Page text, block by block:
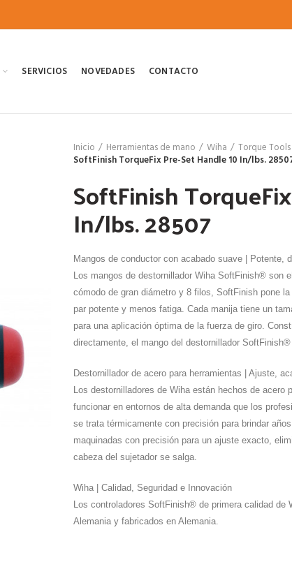
SERVICIOS NOVEDADES CONTACTO
Inicio Herramientas de mano Wiha Torque Tools
SoftFinish TorqueFix Pre-Set Handle 10 In/lbs.
SoftFinish
In/lbs. 28507
Mangos de conductor con acabado suave | Potente,
Los mangos de destornillador Wiha SoftFinish® son
cómodo de gran diámetro y 8 filos, SoftFinish pone
par potente y menos fatiga. Cada manija tiene un
para una aplicación óptima de la fuerza de giro.
directamente, el mango del destornillador
Destornillador de acero para herramientas | Ajuste,
Los destornilladores de Wiha están hechos de acero
funcionar en entornos de alta demanda que los
se trata térmicamente con precisión para brindar
maquinadas con precisión para un ajuste exacto,
cabeza del sujetador se salga.
Wiha | Calidad, Seguridad e Innovación
Los controladores SoftFinish® de primera calidad de
Alemania y fabricados en Alemania.